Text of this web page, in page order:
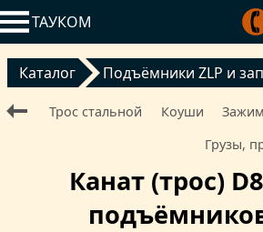
ТАУКОМ
Каталог Подъёмники ZLP и
Трос стальной Коуши
Грузы,
Канат (трос)